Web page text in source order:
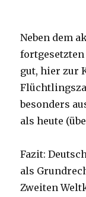
Neben dem
gut, hier zur
besonders
als heute
Fazit:
als
Zweiten